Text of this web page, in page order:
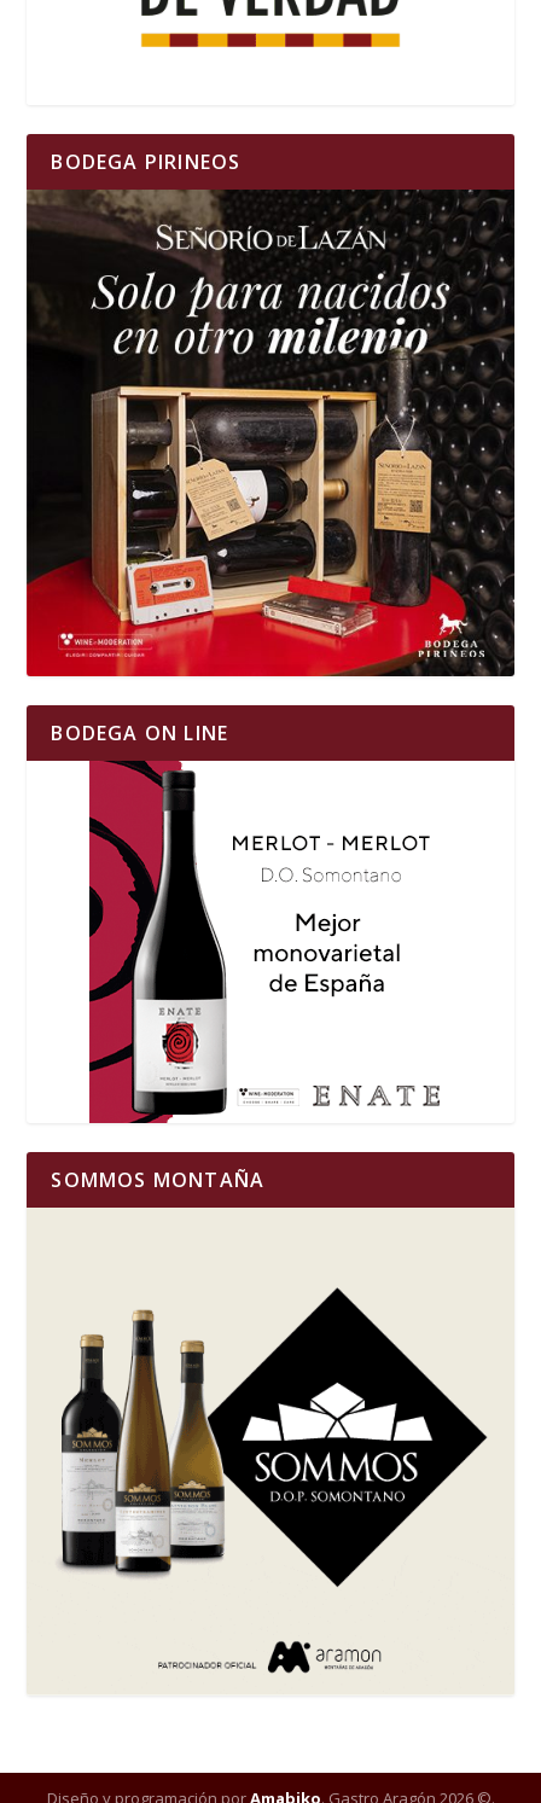
BODEGA PIRINEOS
BODEGA ON LINE
SOMMOS MONTAÑA
Diseño y programación porAmabiko. Gastro Aragón 2026 ©.